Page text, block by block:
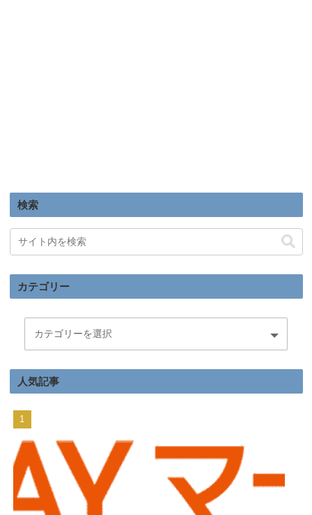
検索
カテゴリー
人気記事